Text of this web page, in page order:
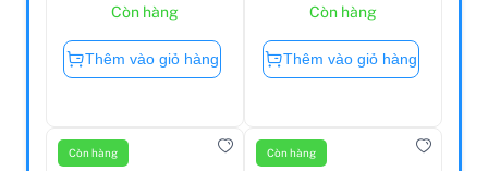
Còn hàng
Thêm vào giỏ hàng
Còn hàng
Thêm vào giỏ hàng
Còn hàng Còn hàng